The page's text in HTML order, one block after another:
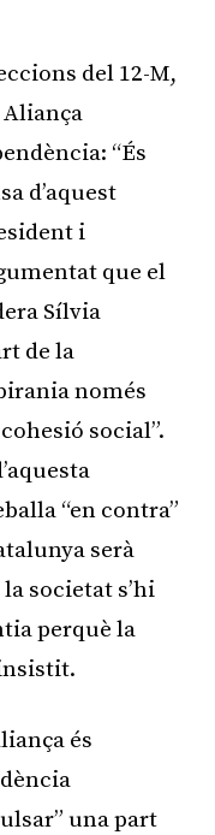
del 12-M,
Aliança
“És
d’aquest
i
que el
Sílvia
de la
només
social”.
“en contra”
serà
societat s’hi
perquè la
és
una part